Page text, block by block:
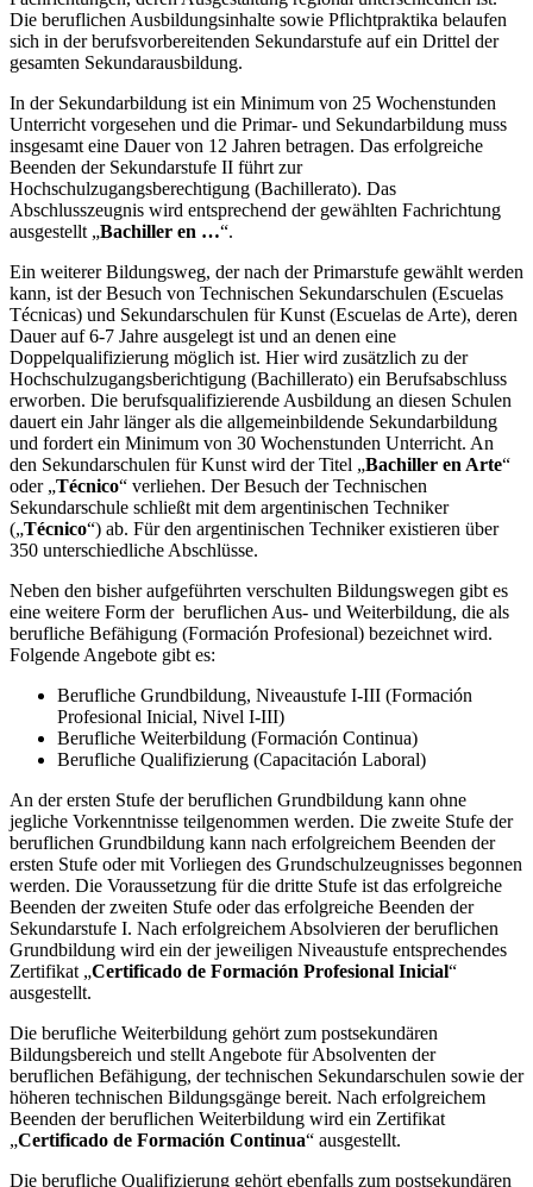
Die beruflichen Ausbildungsinhalte sowie Pflichtpraktika belaufen
sich in der berufsvorbereitenden Sekundarstufe auf ein Drittel der
gesamten Sekundarausbildung.
In der Sekundarbildung ist ein Minimum von 25 Wochenstunden
Unterricht vorgesehen und die Primar- und Sekundarbildung muss
insgesamt eine Dauer von 12 Jahren betragen. Das erfolgreiche
Beenden der Sekundarstufe II führt zur
Hochschulzugangsberechtigung (Bachillerato). Das
Abschlusszeugnis wird entsprechend der gewählten Fachrichtung
ausgestellt „Bachiller en …“.
Ein weiterer Bildungsweg, der nach der Primarstufe gewählt werden
kann, ist der Besuch von Technischen Sekundarschulen (Escuelas
Técnicas) und Sekundarschulen für Kunst (Escuelas de Arte), deren
Dauer auf 6-7 Jahre ausgelegt ist und an denen eine
Doppelqualifizierung möglich ist. Hier wird zusätzlich zu der
Hochschulzugangsberichtigung (Bachillerato) ein Berufsabschluss
erworben. Die berufsqualifizierende Ausbildung an diesen Schulen
dauert ein Jahr länger als die allgemeinbildende Sekundarbildung
und fordert ein Minimum von 30 Wochenstunden Unterricht. An
den Sekundarschulen für Kunst wird der Titel „Bachiller en Arte“
oder „Técnico“ verliehen. Der Besuch der Technischen
Sekundarschule schließt mit dem argentinischen Techniker
(„Técnico“) ab. Für den argentinischen Techniker existieren über
350 unterschiedliche Abschlüsse.
Neben den bisher aufgeführten verschulten Bildungswegen gibt es
eine weitere Form der beruflichen Aus- und Weiterbildung, die als
berufliche Befähigung (Formación Profesional) bezeichnet wird.
Folgende Angebote gibt es:
Berufliche Grundbildung, Niveaustufe I-III (Formación
Profesional Inicial, Nivel I-III)
Berufliche Weiterbildung (Formación Continua)
Berufliche Qualifizierung (Capacitación Laboral)
An der ersten Stufe der beruflichen Grundbildung kann ohne
jegliche Vorkenntnisse teilgenommen werden. Die zweite Stufe der
beruflichen Grundbildung kann nach erfolgreichem Beenden der
ersten Stufe oder mit Vorliegen des Grundschulzeugnisses begonnen
werden. Die Voraussetzung für die dritte Stufe ist das erfolgreiche
Beenden der zweiten Stufe oder das erfolgreiche Beenden der
Sekundarstufe I. Nach erfolgreichem Absolvieren der beruflichen
Grundbildung wird ein der jeweiligen Niveaustufe entsprechendes
Zertifikat „Certificado de Formación Profesional Inicial“
ausgestellt.
Die berufliche Weiterbildung gehört zum postsekundären
Bildungsbereich und stellt Angebote für Absolventen der
beruflichen Befähigung, der technischen Sekundarschulen sowie der
höheren technischen Bildungsgänge bereit. Nach erfolgreichem
Beenden der beruflichen Weiterbildung wird ein Zertifikat
„Certificado de Formación Continua“ ausgestellt.
Die berufliche Qualifizierung gehört ebenfalls zum postsekundären